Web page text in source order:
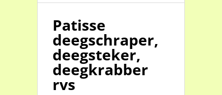
Patisse
deegschraper,
deegsteker,
deegkrabber
rvs